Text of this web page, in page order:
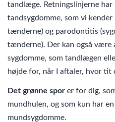
tandlæge. Retningslinjerne
tandsygdomme, som vi
tænderne) og parodontitis
tænderne). Der kan også være
sygdomme, som tandlægen
højde for, når I aftaler, hvor
Det grønne spor er for dig,
mundhulen, og som kun har
mundsygdomme.